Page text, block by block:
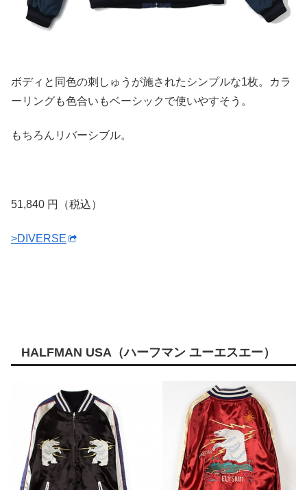
ボディと同色の刺しゅうが施されたシンプルな1枚。カラ
ーリングも色合いもベーシックで使いやすそう。
もちろんリバーシブル。
51,840 円（税込）
>DIVERSE
HALFMAN USA（ハーフマン ユーエスエー）